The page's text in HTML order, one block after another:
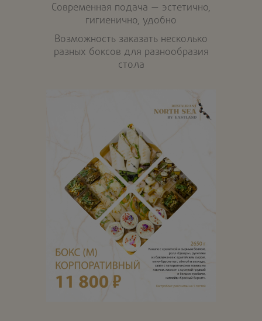
Современная подача — эстетично,
гигиенично, удобно
Возможность заказать несколько
разных боксов для разнообразия
стола